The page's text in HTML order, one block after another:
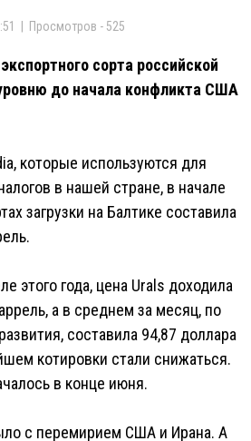
| Просмотров - 525
сорта российской
до начала конфликта США
которые используются для
в нашей стране, в начале
загрузки на Балтике составила
этого года, цена Urals доходила
а в среднем за месяц, по
составила 94,87 доллара
котировки стали снижаться.
в конце июня.
с перемирием США и Ирана. А